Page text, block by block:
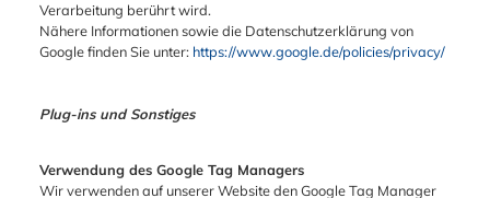
Verarbeitung berührt wird.
Nähere Informationen sowie die Datenschutzerklärung von
Google finden Sie unter: https://www.google.de/policies/privacy/
Plug-ins und Sonstiges
Verwendung des Google Tag Managers
Wir verwenden auf unserer Website den Google Tag Manager